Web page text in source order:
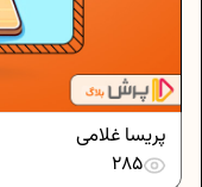
پریسا غلامی
285